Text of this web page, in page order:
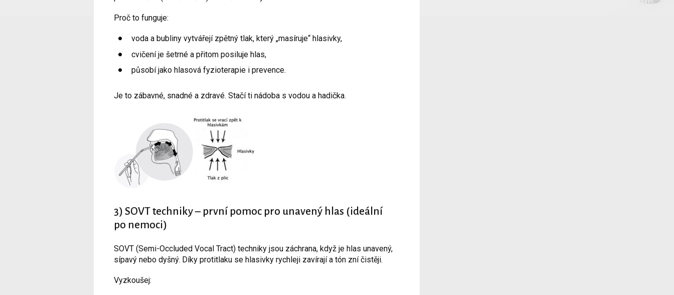
Proč to funguje:
voda a bubliny vytvářejí zpětný tlak, který „masíruje“ hlasivky,
cvičení je šetrné a přitom posiluje hlas,
působí jako hlasová fyzioterapie i prevence.
Je to zábavné, snadné a zdravé. Stačí ti nádoba s vodou a hadička.
3) SOVT techniky – první pomoc pro unavený hlas (ideální
po nemoci)
SOVT (Semi-Occluded Vocal Tract) techniky jsou záchrana, když je hlas unavený,
sípavý nebo dyšný. Díky protitlaku se hlasivky rychleji zavírají a tón zní čistěji.
Vyzkoušej: